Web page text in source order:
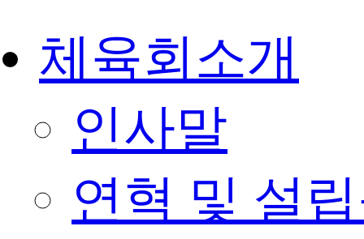
체육회소개
인사말
연혁 및 설